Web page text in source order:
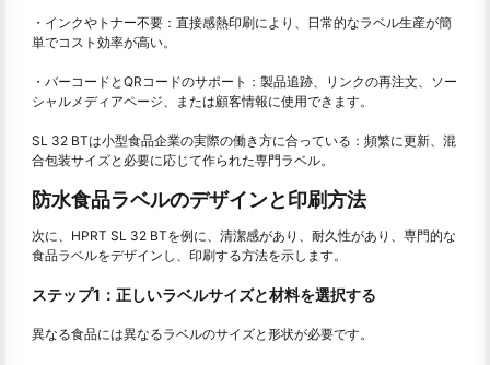
・インクやトナー不要：直接感熱印刷により、日常的なラベル生産が簡
単でコスト効率が高い。
・バーコードとQRコードのサポート：製品追跡、リンクの再注文、ソー
シャルメディアページ、または顧客情報に使用できます。
SL 32 BTは小型食品企業の実際の働き方に合っている：頻繁に更新、混
合包装サイズと必要に応じて作られた専門ラベル。
防水食品ラベルのデザインと印刷方法
次に、HPRT SL 32 BTを例に、清潔感があり、耐久性があり、専門的な
食品ラベルをデザインし、印刷する方法を示します。
ステップ1：正しいラベルサイズと材料を選択する
異なる食品には異なるラベルのサイズと形状が必要です。